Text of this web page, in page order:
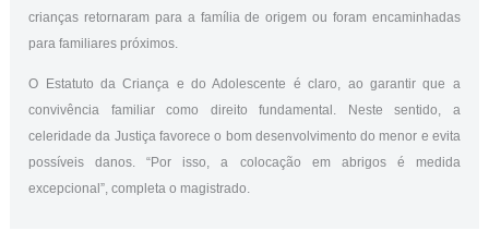
crianças retornaram para a família de origem ou foram encaminhadas
para familiares próximos.
O Estatuto da Criança e do Adolescente é claro, ao garantir que a
convivência familiar como direito fundamental. Neste sentido, a
celeridade da Justiça favorece o bom desenvolvimento do menor e evita
possíveis danos. “Por isso, a colocação em abrigos é medida
excepcional”, completa o magistrado.